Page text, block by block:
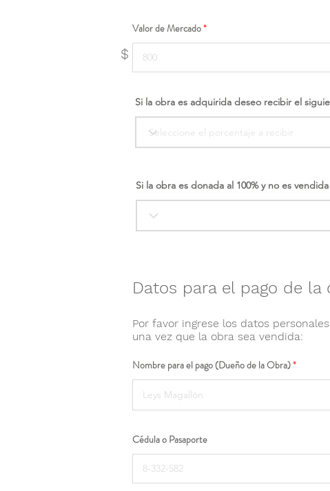
$
Valor de Mercado
Si la obra es adquirida deseo recibir el
Si la obra es donada al 100% y no es vendida
Datos para el pago de la
Por favor ingrese los datos
una vez que la obra sea vendida:
Nombre para el pago (Dueño de la Obra)
Cédula o Pasaporte